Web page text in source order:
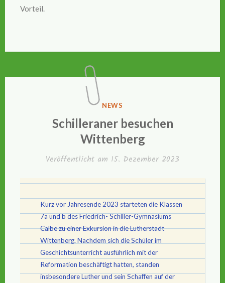
Vorteil.
VERÖFFENTLICHT
NEWS
Schilleraner besuchen
Wittenberg
Veröffentlicht am 15. Dezember 2023
Kurz vor Jahresende 2023 starteten die Klassen
7a und b des Friedrich- Schiller-Gymnasiums
Calbe zu einer Exkursion in die Lutherstadt
Wittenberg. Nachdem sich die Schüler im
Geschichtsunterricht ausführlich mit der
Reformation beschäftigt hatten, standen
insbesondere Luther und sein Schaffen auf der